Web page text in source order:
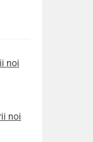
noi
noi